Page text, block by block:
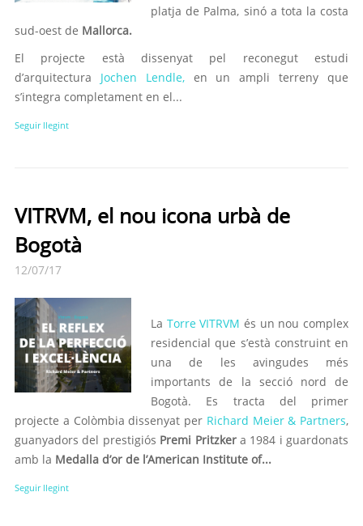
platja de Palma, sinó a tota la costa
sud-oest de Mallorca.
El projecte està dissenyat pel reconegut estudi
d’arquitectura Jochen Lendle,en un ampli terreny que
s’integra completament en el...
Seguir llegint
VITRVM, el nou icona urbà de
Bogotà
12/07/17
La Torre VITRVM és un nou complex
residencial que s’està construint en
una de les avingudes més
importants de la secció nord de
Bogotà. Es tracta del primer
projecte a Colòmbia dissenyat per Richard Meier & Partners,
guanyadors del prestigiós Premi Pritzkera 1984 i guardonats
amb la Medalla d’or de l’American Institute of...
Seguir llegint